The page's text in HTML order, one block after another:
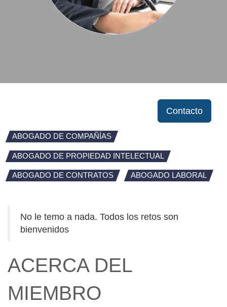
Contacto
ABOGADO DE COMPAÑÍAS
ABOGADO DE PROPIEDAD INTELECTUAL
ABOGADO DE CONTRATOS ABOGADO LABORAL
No le temo a nada. Todos los retos son
bienvenidos
ACERCA DEL
MIEMBRO